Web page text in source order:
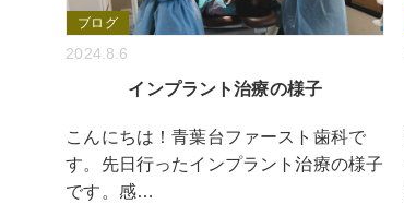
ブログ
2024.8.6
インプラント治療の様子
こんにちは！青葉台ファースト歯科で
す。先日行ったインプラント治療の様子
です。感…